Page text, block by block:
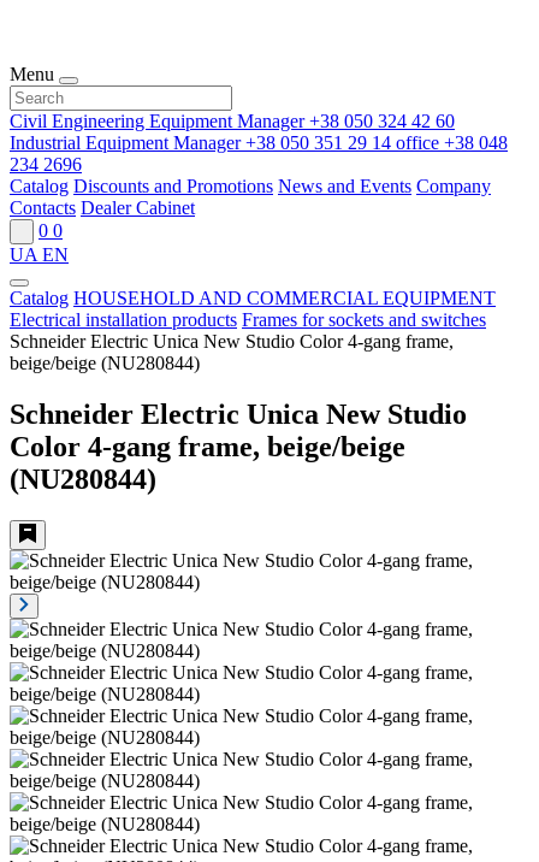
Menu
Civil Engineering Equipment Manager+38 050 324 42 60
Industrial Equipment Manager+38 050 351 29 14 office +38 048
234 2696
Catalog Discounts and Promotions News and Events Company
Contacts Dealer Cabinet
0 0
UA EN
Catalog HOUSEHOLD AND COMMERCIAL EQUIPMENT
Electrical installation products Frames for sockets and switches
Schneider Electric Unica New Studio Color 4-gang frame,
beige/beige (NU280844)
Schneider Electric Unica New Studio
Color 4-gang frame, beige/beige
(NU280844)